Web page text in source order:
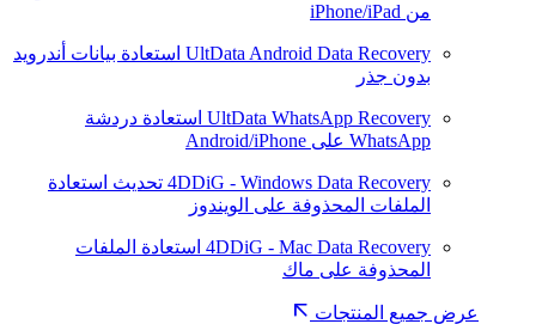
من iPhone/iPad
UltData Android Data Recovery استعادة بيانات أندرويد
بدون جذر
UltData WhatsApp Recovery استعادة دردشة
WhatsApp على Android/iPhone
4DDiG - Windows Data Recovery تحديث استعادة
الملفات المحذوفة على الويندوز
4DDiG - Mac Data Recovery استعادة الملفات
المحذوفة على ماك
عرض جميع المنتجات